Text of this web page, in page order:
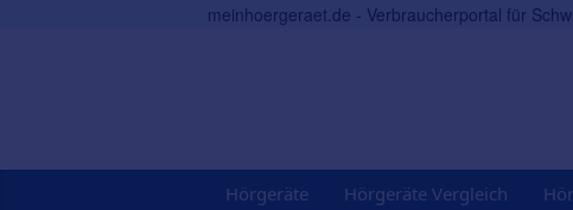
meinhoergeraet.de - Verbraucherportal für
Hörgeräte Hörgeräte Vergleich